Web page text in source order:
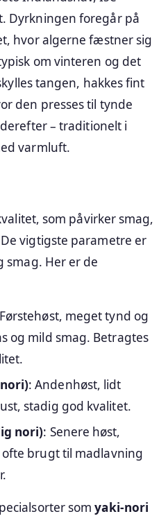
Dyrkningen foregår på
hvor algerne fæstner sig
om vinteren og det
tangen, hakkes fint
den presses til tynde
– traditionelt i
varmluft.
som påvirker smag,
vigtigste parametre er
smag. Her er de
meget tynd og
og mild smag. Betragtes
: Andenhøst, lidt
stadig god kvalitet.
nori): Senere høst,
brugt til madlavning
somyaki-nori